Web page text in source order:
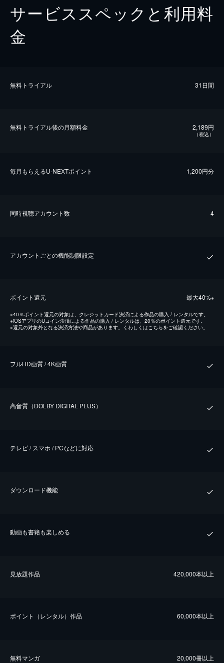
サービススペックと利用料
金
無料トライアル 31日間
無料トライアル後の⽉額料金 2,189円
（税込）
毎⽉もらえるU-NEXTポイント 1,200円分
同時視聴アカウント数 4
アカウントごとの機能制限設定
ポイント還元 最⼤40%※
※40％ポイント還元の対象は、クレジットカード決済による作品の購入 / レンタルです。
※iOSアプリのUコイン決済による作品の購入 / レンタルは、20％のポイント還元です。
※還元の対象外となる決済方法や商品があります。くわしくは こちらをご確認ください。
フルHD画質 / 4K画質
⾼⾳質（DOLBY DIGITAL PLUS）
テレビ / スマホ / PCなどに対応
ダウンロード機能
動画も書籍も楽しめる
⾒放題作品 420,000本以上
ポイント（レンタル）作品 60,000本以上
無料マンガ 20,000冊以上